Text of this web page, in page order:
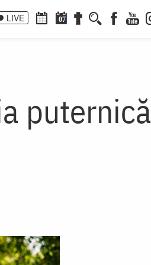
LIVE 07
puternică